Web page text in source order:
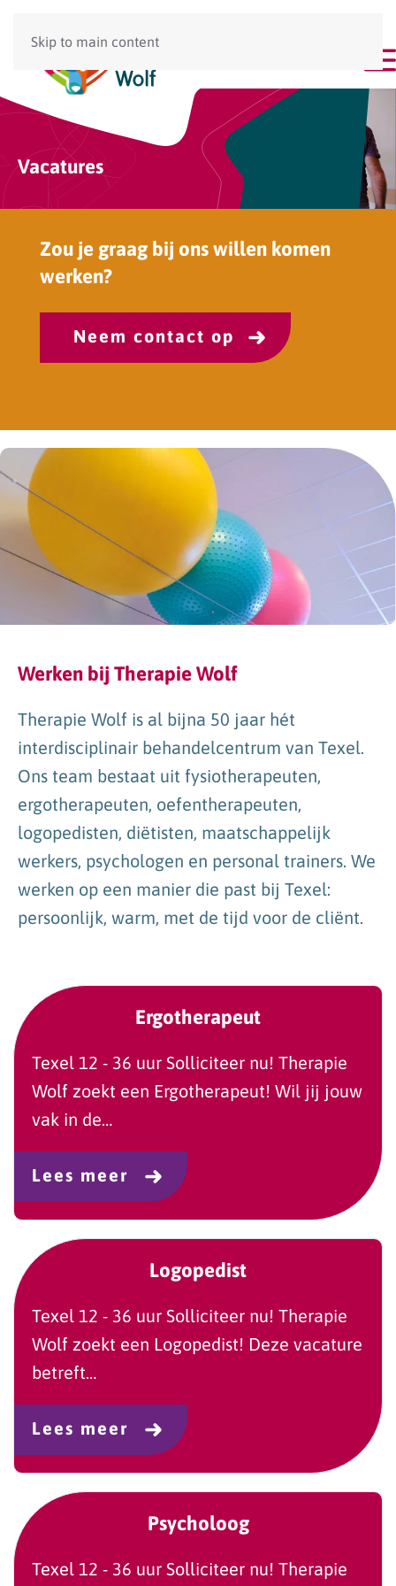
Skip to main content
Vacatures
Zou je graag bij ons willen komen
werken?
Neem contact op
Werken bij Therapie Wolf
Therapie Wolf is al bijna 50 jaar hét
interdisciplinair behandelcentrum van Texel.
Ons team bestaat uit fysiotherapeuten,
ergotherapeuten, oefentherapeuten,
logopedisten, diëtisten, maatschappelijk
werkers, psychologen en personal trainers. We
werken op een manier die past bij Texel:
persoonlijk, warm, met de tijd voor de cliënt.
Ergotherapeut
Texel 12 - 36 uur Solliciteer nu! Therapie
Wolf zoekt een Ergotherapeut! Wil jij jouw
vak in de…
Lees meer
Logopedist
Texel 12 - 36 uur Solliciteer nu! Therapie
Wolf zoekt een Logopedist! Deze vacature
betreft…
Lees meer
Psycholoog
Texel 12 - 36 uur Solliciteer nu! Therapie